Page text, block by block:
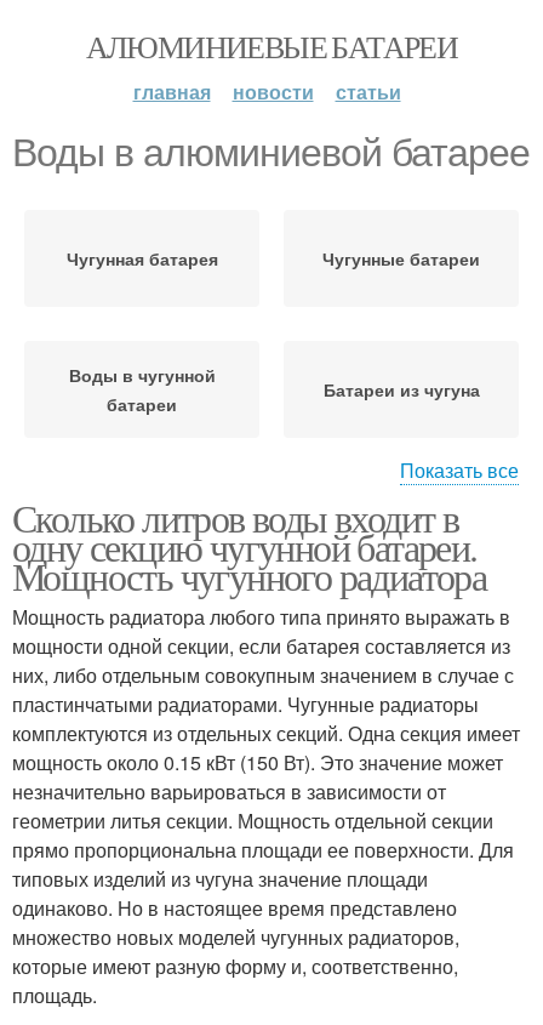
АЛЮМИНИЕВЫЕ БАТАРЕИ
главная новости статьи
Воды в алюминиевой батарее
Чугунная батарея Чугунные батареи
Воды в чугунной
батареи
Батареи из чугуна
Алюминиевые батареи Воды в батарее
Воды в радиаторе
Алюминиевый
радиатор
Воды в чугунной
батарее
Биметаллическая
батарея
Воды в чугунных
батареях
Воды в стальном
радиаторе
Показать все
Сколько литров воды входит в
одну секцию чугунной батареи.
Мощность чугунного радиатора
Мощность радиатора любого типа принято выражать в
мощности одной секции, если батарея составляется из
них, либо отдельным совокупным значением в случае с
пластинчатыми радиаторами. Чугунные радиаторы
комплектуются из отдельных секций. Одна секция имеет
мощность около 0.15 кВт (150 Вт). Это значение может
незначительно варьироваться в зависимости от
геометрии литья секции. Мощность отдельной секции
прямо пропорциональна площади ее поверхности. Для
типовых изделий из чугуна значение площади
одинаково. Но в настоящее время представлено
множество новых моделей чугунных радиаторов,
которые имеют разную форму и, соответственно,
площадь.